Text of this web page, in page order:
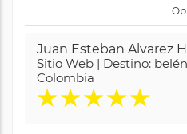
Juan Esteban Alvarez
Sitio Web | Destino:
Colombia
★★★★★